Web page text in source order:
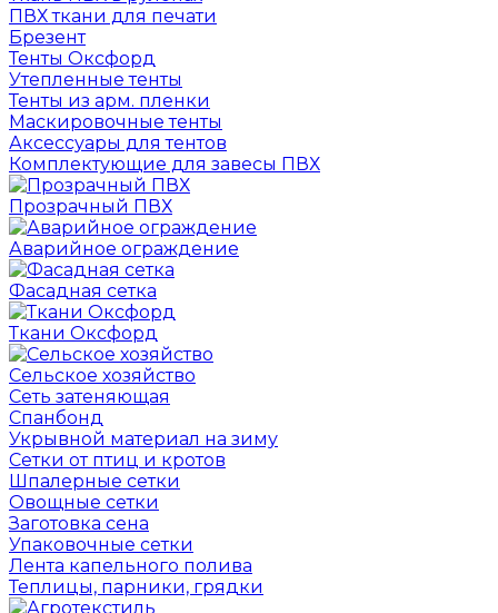
ПВХ ткани для печати
Брезент
Тенты Оксфорд
Утепленные тенты
Тенты из арм. пленки
Маскировочные тенты
Аксессуары для тентов
Комплектующие для завесы ПВХ
Прозрачный ПВХ
Аварийное ограждение
Фасадная сетка
Ткани Оксфорд
Сельское хозяйство
Сеть затеняющая
Спанбонд
Укрывной материал на зиму
Сетки от птиц и кротов
Шпалерные сетки
Овощные сетки
Заготовка сена
Упаковочные сетки
Лента капельного полива
Теплицы, парники, грядки